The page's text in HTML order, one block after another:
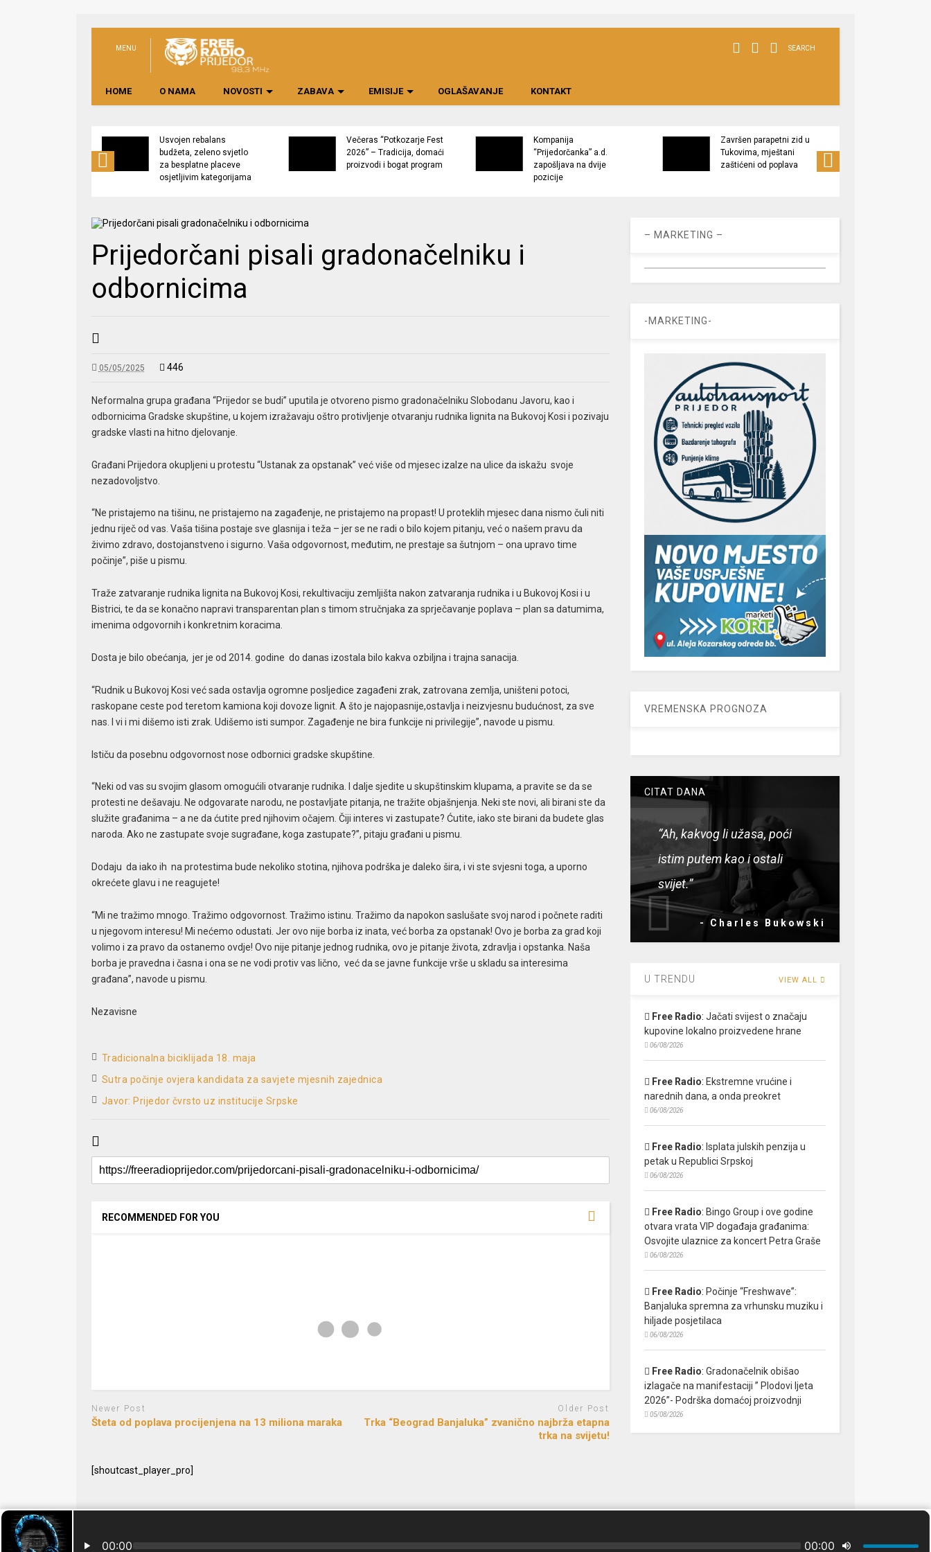
MENU SEARCH
HOME O NAMA NOVOSTI ZABAVA EMISIJE OGLAŠAVANJE KONTAKT
Usvojen rebalans
budžeta, zeleno svjetlo
za besplatne placeve
osjetljivim kategorijama
Večeras “Potkozarje Fest
2026” – Tradicija, domaći
proizvodi i bogat program
Kompanija
“Prijedorčanka” a.d.
zapošljava na dvije
pozicije
Završen parapetni zid u
Tukovima, mještani
zaštićeni od poplava
Prijedorčani pisali gradonačelniku i
odbornicima
05/05/2025 446
Neformalna grupa građana “Prijedor se budi” uputila je otvoreno pismo gradonačelniku Slobodanu Javoru, kao i
odbornicima Gradske skupštine, u kojem izražavaju oštro protivljenje otvaranju rudnika lignita na Bukovoj Kosi i pozivaju
gradske vlasti na hitno djelovanje.
Građani Prijedora okupljeni u protestu “Ustanak za opstanak” već više od mjesec izalze na ulice da iskažu svoje
nezadovoljstvo.
“Ne pristajemo na tišinu, ne pristajemo na zagađenje, ne pristajemo na propast! U proteklih mjesec dana nismo čuli niti
jednu riječ od vas. Vaša tišina postaje sve glasnija i teža – jer se ne radi o bilo kojem pitanju, već o našem pravu da
živimo zdravo, dostojanstveno i sigurno. Vaša odgovornost, međutim, ne prestaje sa šutnjom – ona upravo time
počinje”, piše u pismu.
Traže zatvaranje rudnika lignita na Bukovoj Kosi, rekultivaciju zemljišta nakon zatvaranja rudnika i u Bukovoj Kosi i u
Bistrici, te da se konačno napravi transparentan plan s timom stručnjaka za sprječavanje poplava – plan sa datumima,
imenima odgovornih i konkretnim koracima.
Dosta je bilo obećanja, jer je od 2014. godine do danas izostala bilo kakva ozbiljna i trajna sanacija.
“Rudnik u Bukovoj Kosi već sada ostavlja ogromne posljedice zagađeni zrak, zatrovana zemlja, uništeni potoci,
raskopane ceste pod teretom kamiona koji dovoze lignit. A što je najopasnije,ostavlja i neizvjesnu budućnost, za sve
nas. I vi i mi dišemo isti zrak. Udišemo isti sumpor. Zagađenje ne bira funkcije ni privilegije”, navode u pismu.
Ističu da posebnu odgovornost nose odbornici gradske skupštine.
“Neki od vas su svojim glasom omogućili otvaranje rudnika. I dalje sjedite u skupštinskim klupama, a pravite se da se
protesti ne dešavaju. Ne odgovarate narodu, ne postavljate pitanja, ne tražite objašnjenja. Neki ste novi, ali birani ste da
služite građanima – a ne da ćutite pred njihovim očajem. Čiji interes vi zastupate? Ćutite, iako ste birani da budete glas
naroda. Ako ne zastupate svoje sugrađane, koga zastupate?”, pitaju građani u pismu.
Dodaju da iako ih na protestima bude nekoliko stotina, njihova podrška je daleko šira, i vi ste svjesni toga, a uporno
okrećete glavu i ne reagujete!
“Mi ne tražimo mnogo. Tražimo odgovornost. Tražimo istinu. Tražimo da napokon saslušate svoj narod i počnete raditi
u njegovom interesu! Mi nećemo odustati. Jer ovo nije borba iz inata, već borba za opstanak! Ovo je borba za grad koji
volimo i za pravo da ostanemo ovdje! Ovo nije pitanje jednog rudnika, ovo je pitanje života, zdravlja i opstanka. Naša
borba je pravedna i časna i ona se ne vodi protiv vas lično, već da se javne funkcije vrše u skladu sa interesima
građana”, navode u pismu.
Nezavisne
Tradicionalna biciklijada 18. maja
Sutra počinje ovjera kandidata za savjete mjesnih zajednica
Javor: Prijedor čvrsto uz institucije Srpske
RECOMMENDED FOR YOU
Newer Post
Šteta od poplava procijenjena na 13 miliona maraka
Older Post
Trka “Beograd Banjaluka” zvanično najbrža etapna
trka na svijetu!
– MARKETING –
-MARKETING-
VREMENSKA PROGNOZA
CITAT DANA
“Ah, kakvog li užasa, poći
istim putem kao i ostali
svijet.”
- Charles Bukowski
U TRENDU VIEW ALL
Free Radio: Jačati svijest o značaju
kupovine lokalno proizvedene hrane
06/08/2026
Free Radio: Ekstremne vrućine i
narednih dana, a onda preokret
06/08/2026
Free Radio: Isplata julskih penzija u
petak u Republici Srpskoj
06/08/2026
Free Radio: Bingo Group i ove godine
otvara vrata VIP događaja građanima:
Osvojite ulaznice za koncert Petra Graše
06/08/2026
Free Radio: Počinje “Freshwave”:
Banjaluka spremna za vrhunsku muziku i
hiljade posjetilaca
06/08/2026
Free Radio: Gradonačelnik obišao
izlagače na manifestaciji ” Plodovi ljeta
2026”- Podrška domaćoj proizvodnji
05/08/2026
[shoutcast_player_pro]